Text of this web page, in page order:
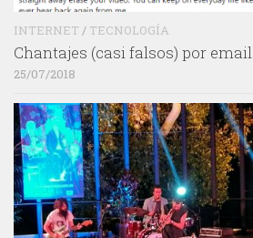
INTERNET / TECNOLOGÍA
Chantajes (casi falsos) por email
25/07/2018